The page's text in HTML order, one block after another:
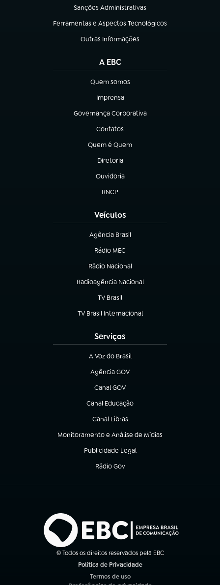
Sanções Administrativas
(abre em nova aba)
Ferramentas e Aspectos Tecnológicos
(abre em nova aba)
Outras Informações
(abre em nova aba)
A EBC
Quem somos
(abre em nova aba)
Imprensa
(abre em nova aba)
Governança Corporativa
(abre em nova aba)
Contatos
(abre em nova aba)
Quem é Quem
(abre em nova aba)
Diretoria
(abre em nova aba)
Ouvidoria
(abre em nova aba)
RNCP
(abre em nova aba)
Veículos
Agência Brasil
(abre em nova aba)
Rádio MEC
(abre em nova aba)
Rádio Nacional
Radioagência Nacional
(abre em nova aba)
TV Brasil
(abre em nova aba)
TV Brasil Internacional
(abre em nova aba)
Serviços
A Voz do Brasil
(abre em nova aba)
Agência GOV
(abre em nova aba)
Canal GOV
(abre em nova aba)
Canal Educação
(abre em nova aba)
Canal Libras
(abre em nova aba)
Monitoramento e Análise de Mídias
(abre em nova aba)
Publicidade Legal
(abre em nova aba)
Rádio Gov
(abre em nova aba)
© Todos os direitos reservados pela EBC
Política de Privacidade
Termos de uso
(abre em nova aba)